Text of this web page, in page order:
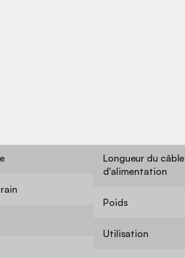
Longueur du câble
d'alimentation
Poids
Utilisation